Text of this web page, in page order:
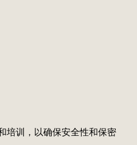
培训，以确保安全性和保密